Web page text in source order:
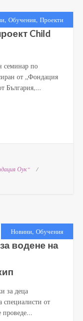
, Обучения, Проекти
Child
семинар по
от „Фондация
България,...
Оук“
Новини, Обучения
водене на
за деца
специалисти от
проведе...